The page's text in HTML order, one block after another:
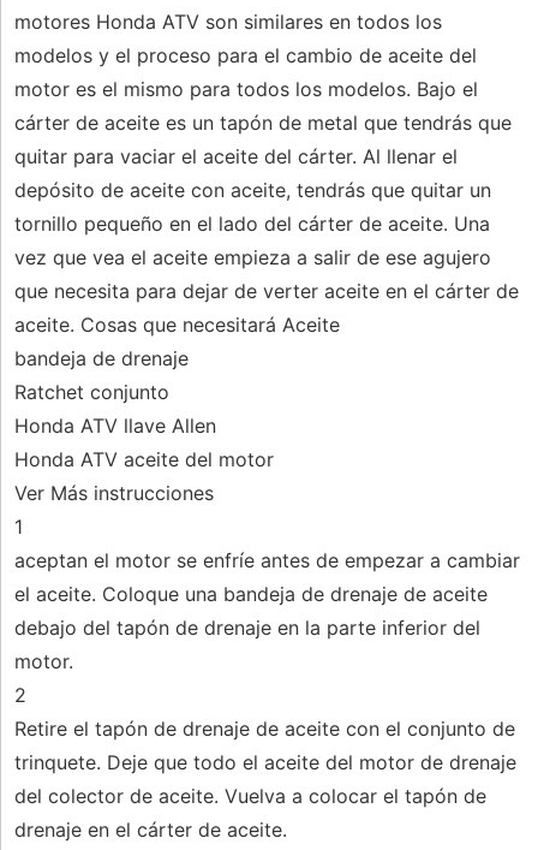
motores Honda ATV son similares en todos los
modelos y el proceso para el cambio de aceite del
motor es el mismo para todos los modelos. Bajo el
cárter de aceite es un tapón de metal que tendrás que
quitar para vaciar el aceite del cárter. Al llenar el
depósito de aceite con aceite, tendrás que quitar un
tornillo pequeño en el lado del cárter de aceite. Una
vez que vea el aceite empieza a salir de ese agujero
que necesita para dejar de verter aceite en el cárter de
aceite. Cosas que necesitará Aceite
bandeja de drenaje
Ratchet conjunto
Honda ATV llave Allen
Honda ATV aceite del motor
Ver Más instrucciones
1
aceptan el motor se enfríe antes de empezar a cambiar
el aceite. Coloque una bandeja de drenaje de aceite
debajo del tapón de drenaje en la parte inferior del
motor.
2
Retire el tapón de drenaje de aceite con el conjunto de
trinquete. Deje que todo el aceite del motor de drenaje
del colector de aceite. Vuelva a colocar el tapón de
drenaje en el cárter de aceite.